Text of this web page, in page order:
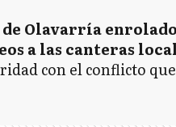
Olavarría
a las canteras
con el conflicto